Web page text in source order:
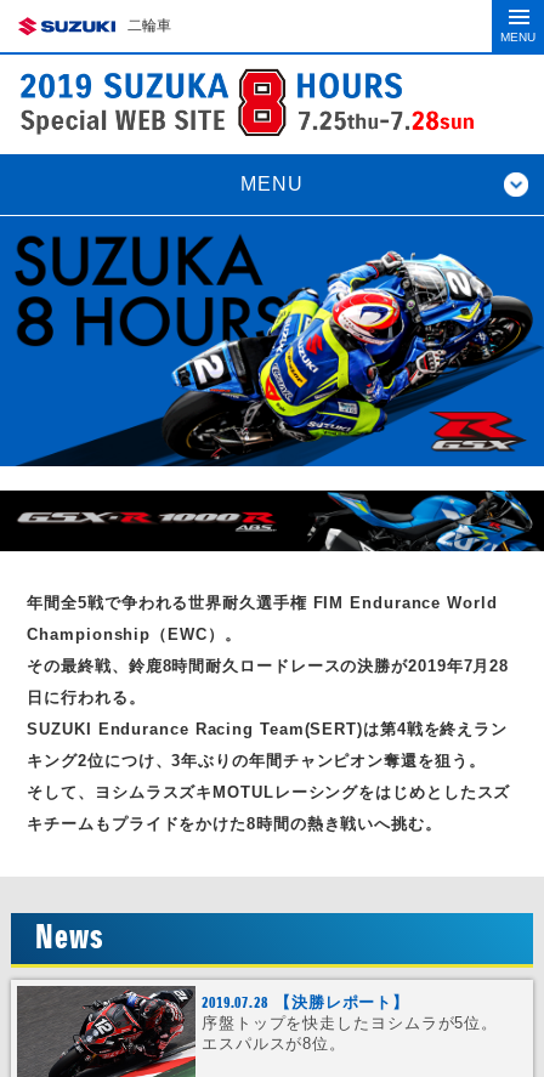
二輪車
MENU
MENU
年間全5戦で争われる世界耐久選手権 FIM Endurance World
Championship（EWC）。
その最終戦、鈴鹿8時間耐久ロードレースの決勝が2019年7月28
日に行われる。
SUZUKI Endurance Racing Team(SERT)は第4戦を終えラン
キング2位につけ、3年ぶりの年間チャンピオン奪還を狙う。
そして、ヨシムラスズキMOTULレーシングをはじめとしたスズ
キチームもプライドをかけた8時間の熱き戦いへ挑む。
News
2019.07.28
【決勝レポート】
序盤トップを快走したヨシムラが5位。
エスパルスが8位。